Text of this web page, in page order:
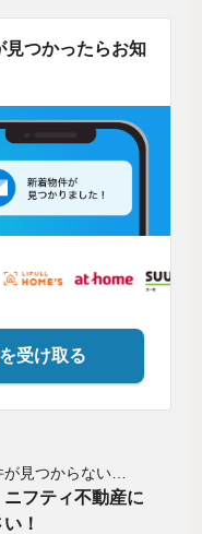
見つかったらお知
受け取る
見つからない…
フティ不動産に
！